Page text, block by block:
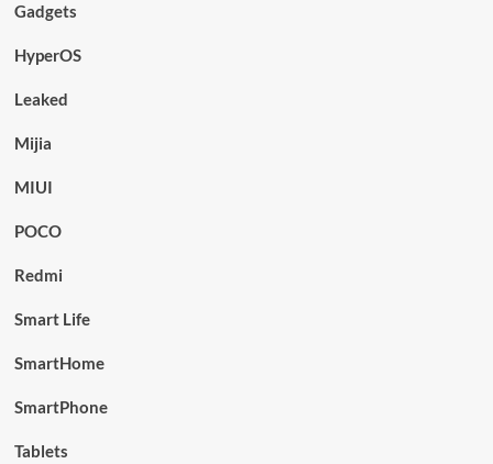
Gadgets
HyperOS
Leaked
Mijia
MIUI
POCO
Redmi
Smart Life
SmartHome
SmartPhone
Tablets